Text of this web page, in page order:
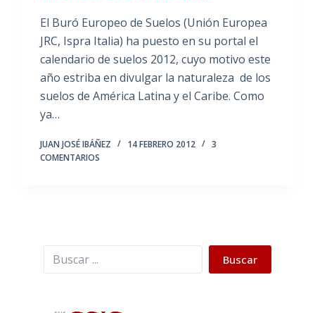
El Buró Europeo de Suelos (Unión Europea
JRC, Ispra Italia) ha puesto en su portal el
calendario de suelos 2012, cuyo motivo este
año estriba en divulgar la naturaleza de los
suelos de América Latina y el Caribe. Como
ya…
JUAN JOSÉ IBÁÑEZ 14 FEBRERO 2012
3
COMENTARIOS
Buscar Buscar